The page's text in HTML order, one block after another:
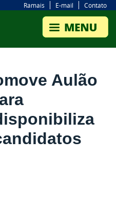
Ramais
E-mail Contato
Aulão